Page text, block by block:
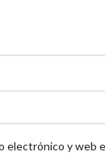
electrónico y web